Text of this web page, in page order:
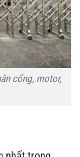
cổng, motor,